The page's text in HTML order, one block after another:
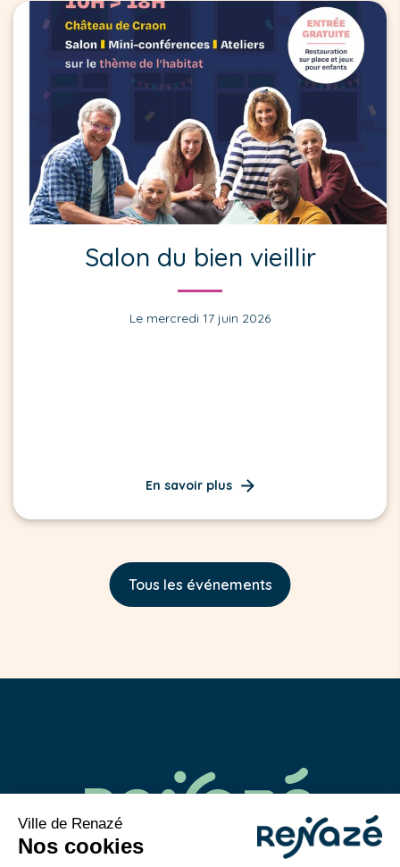
Salon du bien vieillir
Le mercredi 17 juin 2026
En savoir plus
Tous les événements